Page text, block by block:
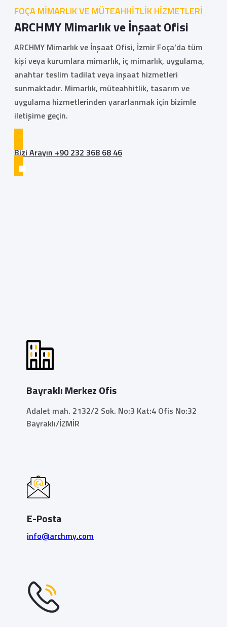
FOÇA MİMARLIK VE MÜTEAHHİTLİK HİZMETLERİ
ARCHMY Mimarlık ve İnşaat Ofisi
ARCHMY Mimarlık ve İnşaat Ofisi, İzmir Foça’da tüm
kişi veya kurumlara mimarlık, iç mimarlık, uygulama,
anahtar teslim tadilat veya inşaat hizmetleri
sunmaktadır. Mimarlık, müteahhitlik, tasarım ve
uygulama hizmetlerinden yararlanmak için bizimle
iletişime geçin.
Bizi Arayın +90 232 368 68 46
Bayraklı Merkez Ofis
Adalet mah. 2132/2 Sok. No:3 Kat:4 Ofis No:32
Bayraklı/İZMİR
E-Posta
info@archmy.com